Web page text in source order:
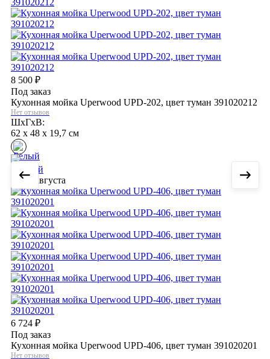
8 500 ₽
Под заказ
Кухонная мойка Uperwood UPD-202, цвет туман 391020212
Нет отзывов
ШхГхВ:
62 x 48 x 19,7 см
9 августа
6 724 ₽
Под заказ
Кухонная мойка Uperwood UPD-406, цвет туман 391020201
Нет отзывов